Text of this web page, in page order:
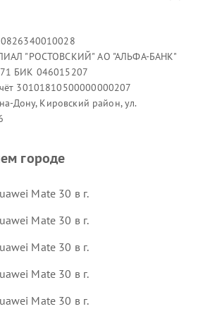
"РОСТОВСКИЙ" АО "АЛЬФА-БАНК"
БИК 046015207
30101810500000000207
Дону, Кировский район, ул.
городе
Mate 30 в г.
Mate 30 в г.
Mate 30 в г.
Mate 30 в г.
Mate 30 в г.